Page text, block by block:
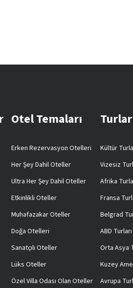
Otel Temaları
Erken Rezervasyon Otelleri
Her Şey Dahil Oteller
Ultra Her Şey Dahil Oteller
Etkinlikli Oteller
Muhafazakar Oteller
Doğa Otelleri
Sanatçılı Oteller
Lüks Oteller
Özel Villa Odası Olan Oteller
Turlar
Kültür
Vizesiz
Afrika
Fransa
Belgrad
ABD Turları
Orta Asya
Kuzey
Avrupa